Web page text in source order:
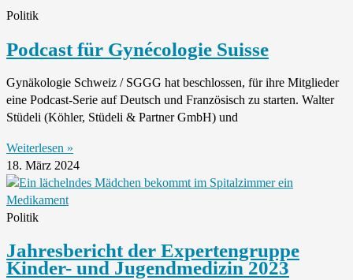
Politik
Podcast für Gynécologie Suisse
Gynäkologie Schweiz / SGGG hat beschlossen, für ihre Mitglieder
eine Podcast-Serie auf Deutsch und Französisch zu starten. Walter
Stüdeli (Köhler, Stüdeli & Partner GmbH) und
Weiterlesen »
18. März 2024
Politik
Jahresbericht der Expertengruppe
Kinder- und Jugendmedizin 2023